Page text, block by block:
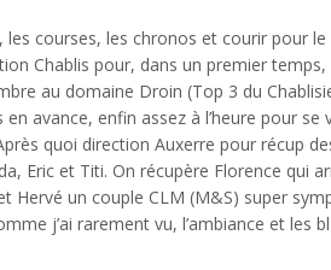
courses, les chronos et courir pour le
Chablis pour, dans un premier temps,
au domaine Droin (Top 3 du
avance, enfin assez à l’heure pour se
quoi direction Auxerre pour récup
Eric et Titi. On récupère Florence qui
un couple CLM (M&S) super
j’ai rarement vu, l’ambiance et les